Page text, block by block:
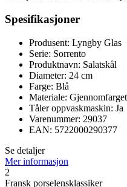
Spesifikasjoner
Produsent: Lyngby Glas
Serie: Sorrento
Produktnavn: Salatskål
Diameter: 24 cm
Farge: Blå
Materiale:
Tåler oppvaskmaskin: Ja
Varenummer: 29037
EAN: 5722000290377
Se detaljer
Mer informasjon
2
Fransk porselensklassiker